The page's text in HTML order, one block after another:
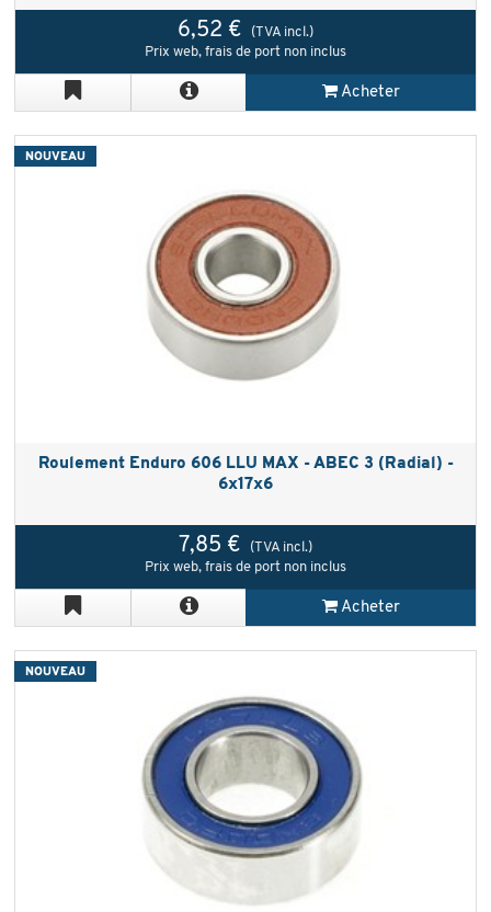
6,52 €
(TVA incl.)
Prix web, frais de port non inclus
Acheter
Roulement Enduro 606 LLU MAX - ABEC 3 (Radial) -
6x17x6
7,85 €
(TVA incl.)
Prix web, frais de port non inclus
Acheter
NOUVEAU
NOUVEAU